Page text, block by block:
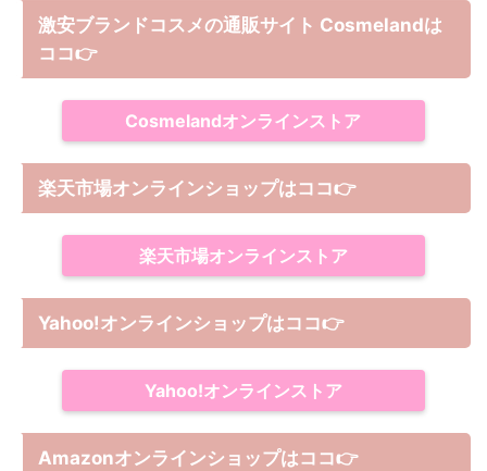
激安ブランドコスメの通販サイト Cosmelandは
ココ👉
Cosmelandオンラインストア
楽天市場オンラインショップはココ👉
楽天市場オンラインストア
Yahoo!オンラインショップはココ👉
Yahoo!オンラインストア
Amazonオンラインショップはココ👉